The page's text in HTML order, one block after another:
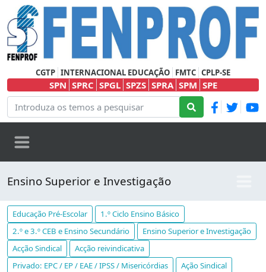
CGTP INTERNACIONAL EDUCAÇÃO FMTC CPLP-SE
SPN SPRC SPGL SPZS SPRA SPM SPE
Ensino Superior e Investigação
Educação Pré-Escolar
1.º Ciclo Ensino Básico
2.º e 3.º CEB e Ensino Secundário
Ensino Superior e Investigação
Acção Sindical
Acção reivindicativa
Privado: EPC / EP / EAE / IPSS / Misericórdias
Ação Sindical